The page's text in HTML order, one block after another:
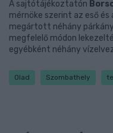
A sajtótájékoztatón
mérnöke szerint az eső és
megártott néhány
megfelelő módon
egyébként néhány
Olad Szombathely